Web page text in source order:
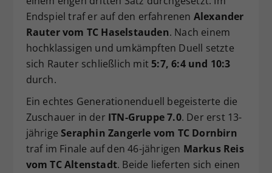
Endspiel traf er auf den erfahrenen Alexander
Rauter vom TC Haselstauden. Nach einem
hochklassigen und umkämpften Duell setzte
sich Rauter schließlich mit 5:7, 6:4 und 10:3
durch.
Ein echtes Generationenduell begeisterte die
Zuschauer in der ITN-Gruppe 7.0. Der erst 13-
jährigeSeraphin Zangerle vom TC Dornbirn
traf im Finale auf den 46-jährigen Markus Reis
vom TC Altenstadt. Beide lieferten sich einen